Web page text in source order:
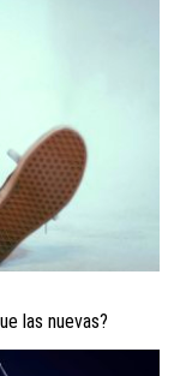
las nuevas?